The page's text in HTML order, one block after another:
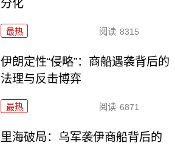
分化
最热 阅读 8315
伊朗定性“侵略”：商船遇袭背后的
法理与反击博弈
最热 阅读 6871
里海破局：乌军袭伊商船背后的